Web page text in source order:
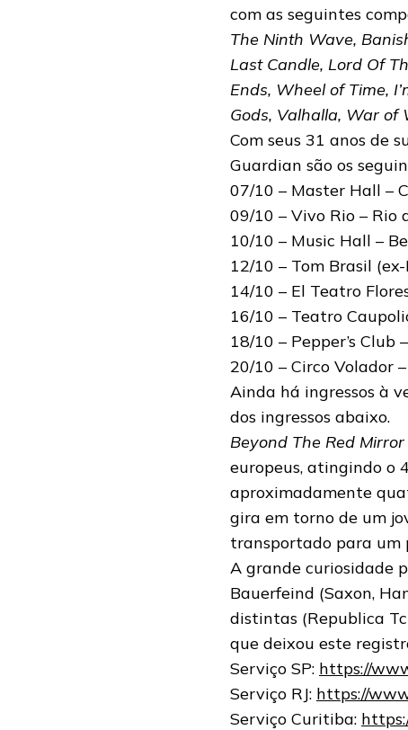
com as seguintes
The Ninth Wave,
Last Candle, Lord Of
Ends, Wheel of Time,
Gods, Valhalla, War of
Com seus 31 anos de
Guardian são os
07/10 – Master Hall –
09/10 – Vivo Rio – Rio
10/10 – Music Hall –
12/10 – Tom Brasil
14/10 – El Teatro
16/10 – Teatro
18/10 – Pepper’s Club
20/10 – Circo Volador
Ainda há ingressos à
dos ingressos abaixo.
Beyond The Red Mirror
europeus, atingindo o
aproximadamente
gira em torno de um
transportado para um
A grande curiosidade
Bauerfeind (Saxon,
distintas (Republica
que deixou este
Serviço SP: https://
Serviço RJ: https://
Serviço Curitiba: